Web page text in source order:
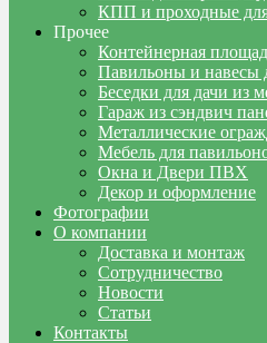
КПП и проходные
Прочее
Контейнерная
Павильоны и навесы
Беседки для дачи из
Гараж из сэндвич
Металлические
Мебель для
Окна и Двери ПВХ
Декор и оформление
Фотографии
О компании
Доставка и монтаж
Сотрудничество
Новости
Статьи
Контакты